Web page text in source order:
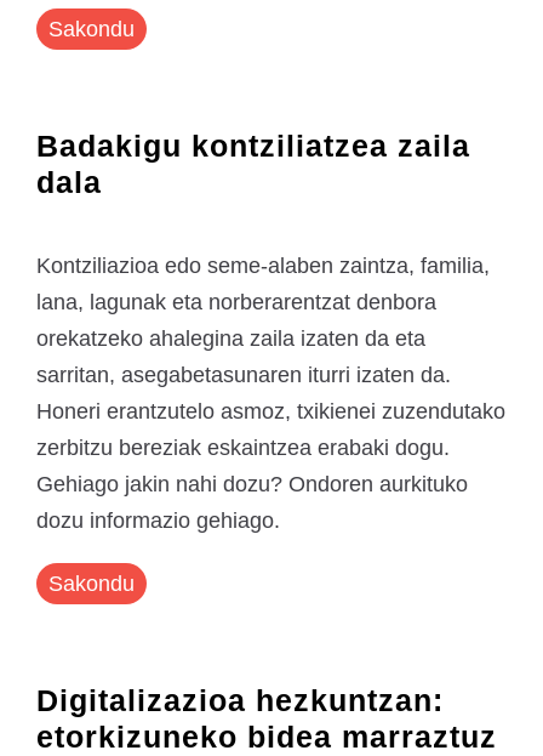
Sakondu
Badakigu kontziliatzea zaila
dala
Kontziliazioa edo seme-alaben zaintza, familia,
lana, lagunak eta norberarentzat denbora
orekatzeko ahalegina zaila izaten da eta
sarritan, asegabetasunaren iturri izaten da.
Honeri erantzutelo asmoz, txikienei zuzendutako
zerbitzu bereziak eskaintzea erabaki dogu.
Gehiago jakin nahi dozu? Ondoren aurkituko
dozu informazio gehiago.
Sakondu
Digitalizazioa hezkuntzan:
etorkizuneko bidea marraztuz